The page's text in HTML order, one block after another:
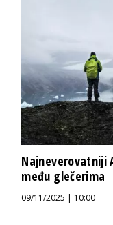
Najneverovatniji
među glečerima
09/11/2025 | 10:00